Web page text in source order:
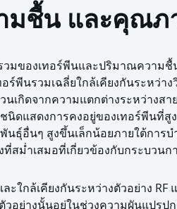
มชื้น และคุณภ
วมของเทอร์พีนและปริมาณความ
ร์พีนรวมเฉลี่ยใกล้เคียงกันระหว่า
นเกิดจากความแตกต่างระหว่างส
นิดแสดงการคงอยู่ของเทอร์พีนที่สู
ธุ์อื่นๆ สูงขึ้นเล็กน้อยภายใต้การบ
สม่ำเสมอที่เกี่ยวข้องกับกระบวนก
ใกล้เคียงกันระหว่างตัวอย่าง RF
ตัวอย่างนั้นอยู่ในช่วงความผันแปร